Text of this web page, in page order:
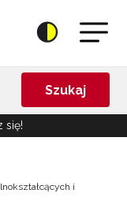
Szukaj
się!
i